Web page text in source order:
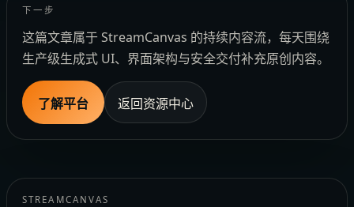
下一步
这篇文章属于 StreamCanvas 的持续内容流，每天围绕
生产级生成式 UI、界面架构与安全交付补充原创内容。
了解平台 返回资源中心
STREAMCANVAS